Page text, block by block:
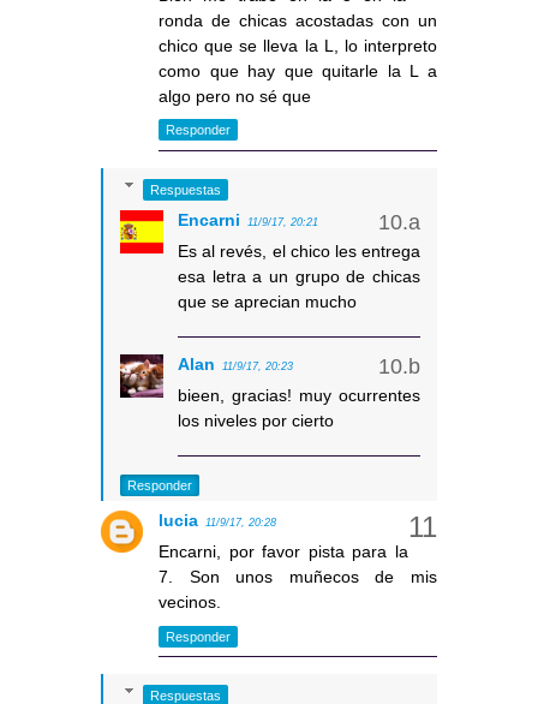
ronda de chicas acostadas con un
chico que se lleva la L, lo interpreto
como que hay que quitarle la L a
algo pero no sé que
Responder
Respuestas
Encarni 11/9/17, 20:21
Es al revés, el chico les entrega
esa letra a un grupo de chicas
que se aprecian mucho
Alan 11/9/17, 20:23
bieen, gracias! muy ocurrentes
los niveles por cierto
Responder
lucia 11/9/17, 20:28
Encarni, por favor pista para la
7. Son unos muñecos de mis
vecinos.
Responder
Respuestas